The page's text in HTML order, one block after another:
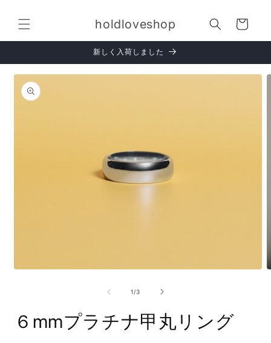
進む
holdloveshop
ー
ト
新しく入荷しました
商品情
報にス
キップ
で
メ
1/の
3
６mmプラチナ甲丸リング